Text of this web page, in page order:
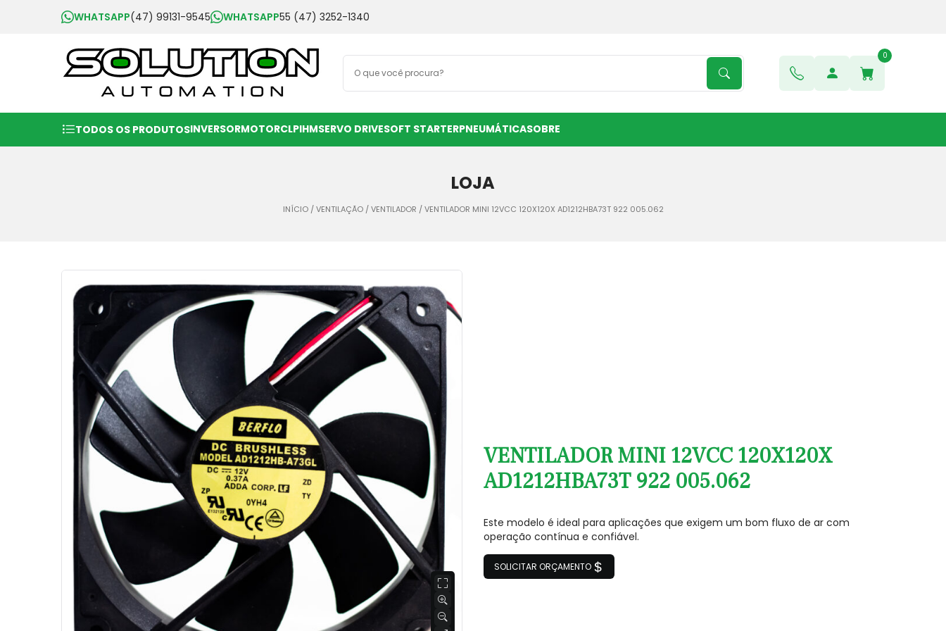
WHATSAPP(47) 99131-9545 WHATSAPP55 (47) 3252-1340
0
TODOS OS PRODUTOSINVERSORMOTORCLPIHMSERVO DRIVESOFT STARTERPNEUMÁTICASOBRE
LOJA
INÍCIO/VENTILAÇÃO/VENTILADOR / VENTILADOR MINI 12VCC 120X120X AD1212HBA73T 922 005.062
VENTILADOR MINI 12VCC 120X120X
AD1212HBA73T 922 005.062
Este modelo é ideal para aplicações que exigem um bom fluxo de ar com
operação contínua e confiável.
SOLICITAR ORÇAMENTO